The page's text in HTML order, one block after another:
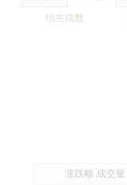
恒生指数
涨跌幅 成交量